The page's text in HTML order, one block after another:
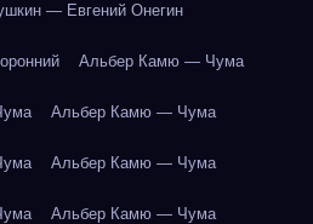
— Евгений Онегин
Альбер Камю — Чума
Альбер Камю — Чума
Альбер Камю — Чума
Альбер Камю — Чума